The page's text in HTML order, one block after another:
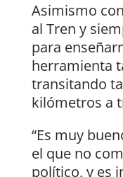
Asimismo
al Tren y
para
herramienta
transitando
kilómetros a
“Es muy
el que no
político, y es